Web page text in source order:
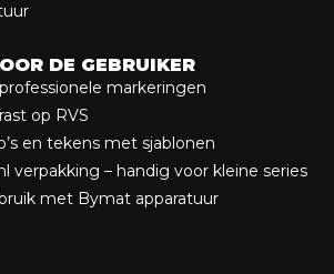
DE GEBRUIKER
markeringen
op RVS
en tekens met sjablonen
verpakking – handig voor kleine series
met Bymat apparatuur